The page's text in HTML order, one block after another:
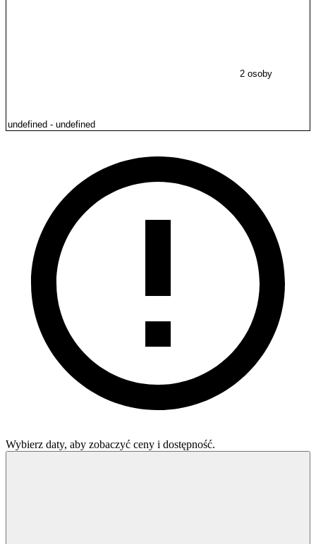
2 osoby
Wybierz daty, aby zobaczyć ceny i dostępność.